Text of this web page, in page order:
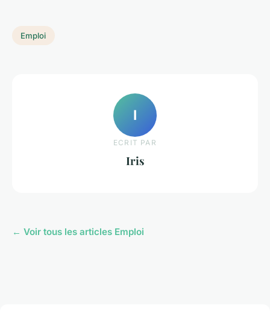
Emploi
I
ECRIT PAR
Iris
← Voir tous les articles Emploi